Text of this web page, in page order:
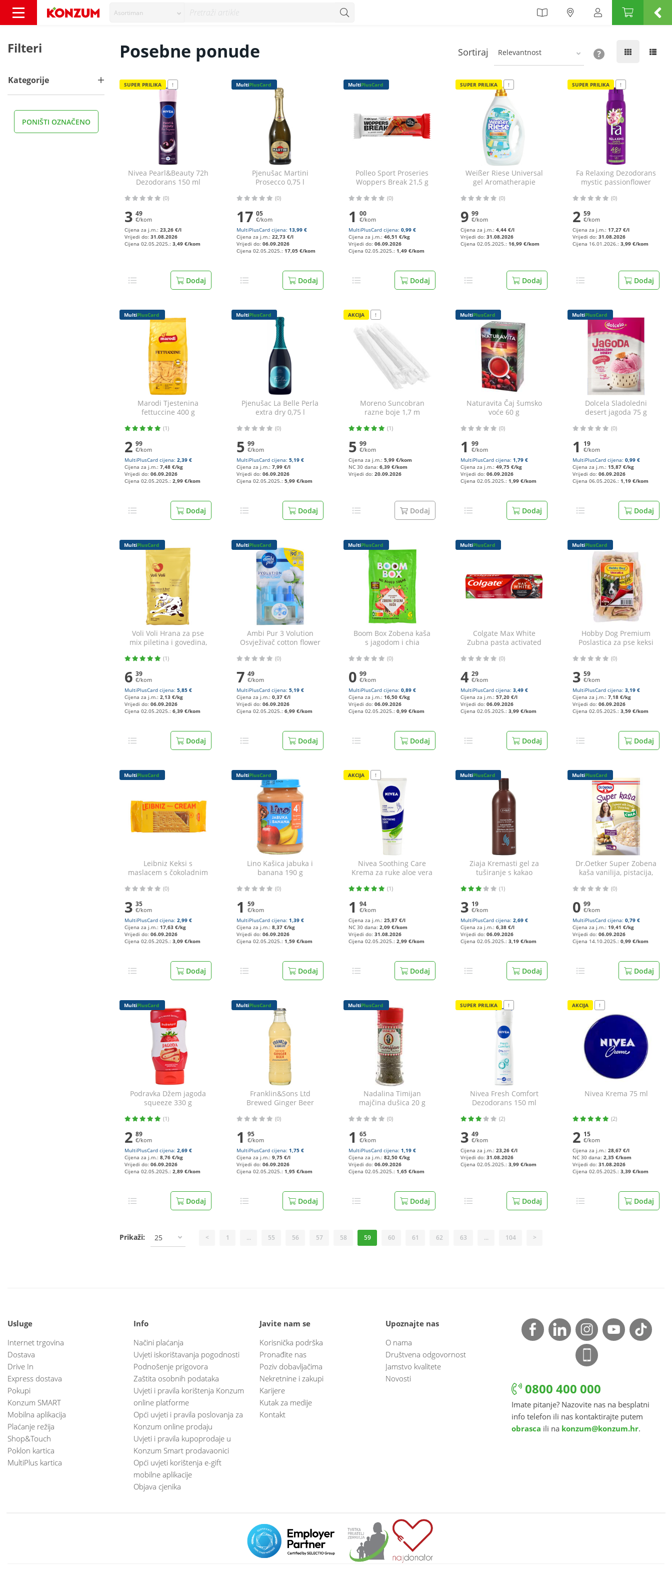
Asortiman
Filteri
Kategorije
PONIŠTI OZNAČENO
Posebne ponude Sortiraj Relevantnost
SUPER PRILIKA !
Nivea Pearl&Beauty 72h
Dezodorans 150 ml
(0)
3 49
€/kom
Cijena za j.m.: 23,26 €/l
Vrijedi do: 31.08.2026
Cijena 02.05.2025.: 3,49 €/kom
Dodaj
MultiPlusCard
Pjenušac Martini
Prosecco 0,75 l
(0)
17 05
€/kom
MultiPlusCard cijena: 13,99 €
Cijena za j.m.: 22,73 €/l
Vrijedi do: 06.09.2026
Cijena 02.05.2025.: 17,05 €/kom
Dodaj
MultiPlusCard
Polleo Sport Proseries
Woppers Break 21,5 g
(0)
1 00
€/kom
MultiPlusCard cijena: 0,99 €
Cijena za j.m.: 46,51 €/kg
Vrijedi do: 06.09.2026
Cijena 02.05.2025.: 1,49 €/kom
Dodaj
SUPER PRILIKA !
Weißer Riese Universal
gel Aromatherapie
sensation lotus 2250
(0)
9 99
€/kom
Cijena za j.m.: 4,44 €/l
Vrijedi do: 31.08.2026
Cijena 02.05.2025.: 16,99 €/kom
Dodaj
SUPER PRILIKA !
Fa Relaxing Dezodorans
mystic passionflower
(0)
2 59
€/kom
Cijena za j.m.: 17,27 €/l
Vrijedi do: 31.08.2026
Cijena 16.01.2026.: 3,99 €/kom
Dodaj
MultiPlusCard
Marodi Tjestenina
fettuccine 400 g
(1)
2 99
€/kom
MultiPlusCard cijena: 2,39 €
Cijena za j.m.: 7,48 €/kg
Vrijedi do: 06.09.2026
Cijena 02.05.2025.: 2,99 €/kom
Dodaj
MultiPlusCard
Pjenušac La Belle Perla
extra dry 0,75 l
(0)
5 99
€/kom
MultiPlusCard cijena: 5,19 €
Cijena za j.m.: 7,99 €/l
Vrijedi do: 06.09.2026
Cijena 02.05.2025.: 5,99 €/kom
Dodaj
AKCIJA !
Moreno Suncobran
razne boje 1,7 m
(1)
5 99
€/kom
Cijena za j.m.: 5,99 €/kom
NC 30 dana: 6,39 €/kom
Vrijedi do: 20.09.2026
Dodaj
MultiPlusCard
Naturavita Čaj šumsko
voće 60 g
(0)
1 99
€/kom
MultiPlusCard cijena: 1,79 €
Cijena za j.m.: 49,75 €/kg
Vrijedi do: 06.09.2026
Cijena 02.05.2025.: 1,99 €/kom
Dodaj
MultiPlusCard
Dolcela Sladoledni
desert jagoda 75 g
(0)
1 19
€/kom
MultiPlusCard cijena: 0,99 €
Cijena za j.m.: 15,87 €/kg
Vrijedi do: 06.09.2026
Cijena 06.05.2026.: 1,19 €/kom
Dodaj
MultiPlusCard
Voli Voli Hrana za pse
mix piletina i govedina,
brusnicom 3 kg
(1)
6 39
€/kom
MultiPlusCard cijena: 5,85 €
Cijena za j.m.: 2,13 €/kg
Vrijedi do: 06.09.2026
Cijena 02.05.2025.: 6,39 €/kom
Dodaj
MultiPlusCard
Ambi Pur 3 Volution
Osvježivač cotton flower
(0)
7 49
€/kom
MultiPlusCard cijena: 5,19 €
Cijena za j.m.: 0,37 €/l
Vrijedi do: 06.09.2026
Cijena 02.05.2025.: 6,99 €/kom
Dodaj
MultiPlusCard
Boom Box Zobena kaša
s jagodom i chia
(0)
0 99
€/kom
MultiPlusCard cijena: 0,89 €
Cijena za j.m.: 16,50 €/kg
Vrijedi do: 06.09.2026
Cijena 02.05.2025.: 0,99 €/kom
Dodaj
MultiPlusCard
Colgate Max White
Zubna pasta activated
(0)
4 29
€/kom
MultiPlusCard cijena: 3,49 €
Cijena za j.m.: 57,20 €/l
Vrijedi do: 06.09.2026
Cijena 02.05.2025.: 3,99 €/kom
Dodaj
MultiPlusCard
Hobby Dog Premium
Poslastica za pse keksi
(0)
3 59
€/kom
MultiPlusCard cijena: 3,19 €
Cijena za j.m.: 7,18 €/kg
Vrijedi do: 06.09.2026
Cijena 02.05.2025.: 3,59 €/kom
Dodaj
MultiPlusCard
Leibniz Keksi s
maslacem s čokoladnim
(0)
3 35
€/kom
MultiPlusCard cijena: 2,99 €
Cijena za j.m.: 17,63 €/kg
Vrijedi do: 06.09.2026
Cijena 02.05.2025.: 3,09 €/kom
Dodaj
MultiPlusCard
Lino Kašica jabuka i
banana 190 g
(0)
1 59
€/kom
MultiPlusCard cijena: 1,39 €
Cijena za j.m.: 8,37 €/kg
Vrijedi do: 06.09.2026
Cijena 02.05.2025.: 1,59 €/kom
Dodaj
AKCIJA !
Nivea Soothing Care
Krema za ruke aloe vera
(1)
1 94
€/kom
Cijena za j.m.: 25,87 €/l
NC 30 dana: 2,09 €/kom
Vrijedi do: 31.08.2026
Cijena 02.05.2025.: 2,99 €/kom
Dodaj
MultiPlusCard
Ziaja Kremasti gel za
tuširanje s kakao
(1)
3 19
€/kom
MultiPlusCard cijena: 2,69 €
Cijena za j.m.: 6,38 €/l
Vrijedi do: 06.09.2026
Cijena 02.05.2025.: 3,19 €/kom
Dodaj
MultiPlusCard
Dr.Oetker Super Zobena
kaša vanilija, pistacija,
(0)
0 99
€/kom
MultiPlusCard cijena: 0,79 €
Cijena za j.m.: 19,41 €/kg
Vrijedi do: 06.09.2026
Cijena 14.10.2025.: 0,99 €/kom
Dodaj
MultiPlusCard
Podravka Džem jagoda
squeeze 330 g
(1)
2 89
€/kom
MultiPlusCard cijena: 2,69 €
Cijena za j.m.: 8,76 €/kg
Vrijedi do: 06.09.2026
Cijena 02.05.2025.: 2,89 €/kom
Dodaj
MultiPlusCard
Franklin&Sons Ltd
Brewed Ginger Beer
(0)
1 95
€/kom
MultiPlusCard cijena: 1,75 €
Cijena za j.m.: 9,75 €/l
Vrijedi do: 06.09.2026
Cijena 02.05.2025.: 1,95 €/kom
Dodaj
MultiPlusCard
Nadalina Timijan
majčina dušica 20 g
(0)
1 65
€/kom
MultiPlusCard cijena: 1,19 €
Cijena za j.m.: 82,50 €/kg
Vrijedi do: 06.09.2026
Cijena 02.05.2025.: 1,65 €/kom
Dodaj
SUPER PRILIKA !
Nivea Fresh Comfort
Dezodorans 150 ml
(2)
3 49
€/kom
Cijena za j.m.: 23,26 €/l
Vrijedi do: 31.08.2026
Cijena 02.05.2025.: 3,99 €/kom
Dodaj
AKCIJA !
Nivea Krema 75 ml
(2)
2 15
€/kom
Cijena za j.m.: 28,67 €/l
NC 30 dana: 2,35 €/kom
Vrijedi do: 31.08.2026
Cijena 02.05.2025.: 3,39 €/kom
Dodaj
Prikaži: 25 < 1 ... 55 56 57 58 59 60 61 62 63 ... 104 >
Usluge
Internet trgovina
Dostava
Drive In
Express dostava
Pokupi
Konzum SMART
Mobilna aplikacija
Plaćanje režija
Shop&Touch
Poklon kartica
MultiPlus kartica
Info
Načini plaćanja
Uvjeti iskorištavanja pogodnosti
Podnošenje prigovora
Zaštita osobnih podataka
Uvjeti i pravila korištenja Konzum
online platforme
Opći uvjeti i pravila poslovanja za
Konzum online prodaju
Uvjeti i pravila kupoprodaje u
Konzum Smart prodavaonici
Opći uvjeti korištenja e-gift
mobilne aplikacije
Objava cjenika
Javite nam se
Korisnička podrška
Pronađite nas
Poziv dobavljačima
Nekretnine i zakupi
Karijere
Kutak za medije
Kontakt
Upoznajte nas
O nama
Društvena odgovornost
Jamstvo kvalitete
Novosti
0800 400 000
Imate pitanje? Nazovite nas na besplatni
info telefon ili nas kontaktirajte putem
obrasca ili na konzum@konzum.hr.